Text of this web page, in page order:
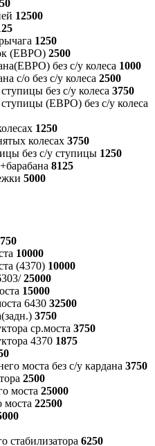
12500
1250
(ЕВРО) 2500
без с/у колеса 1000
с/о без с/у колеса 2500
без с/у колеса 3750
(ЕВРО) без с/у колеса
1250
колесах 3750
без с/у ступицы 1250
8125
5000
10000
(4370) 10000
25000
15000
6430 32500
3750
ср.моста 3750
4370 1875
моста без с/у кардана 3750
2500
моста 25000
моста 22500
стабилизатора 6250